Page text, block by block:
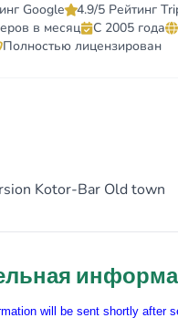
Google
4.9/5 Рейтинг
в месяц
С 2005 года
Полностью лицензирован
Kotor-Bar Old town
will be sent shortly after